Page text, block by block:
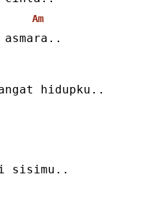
Am
hidupku..
sisimu..